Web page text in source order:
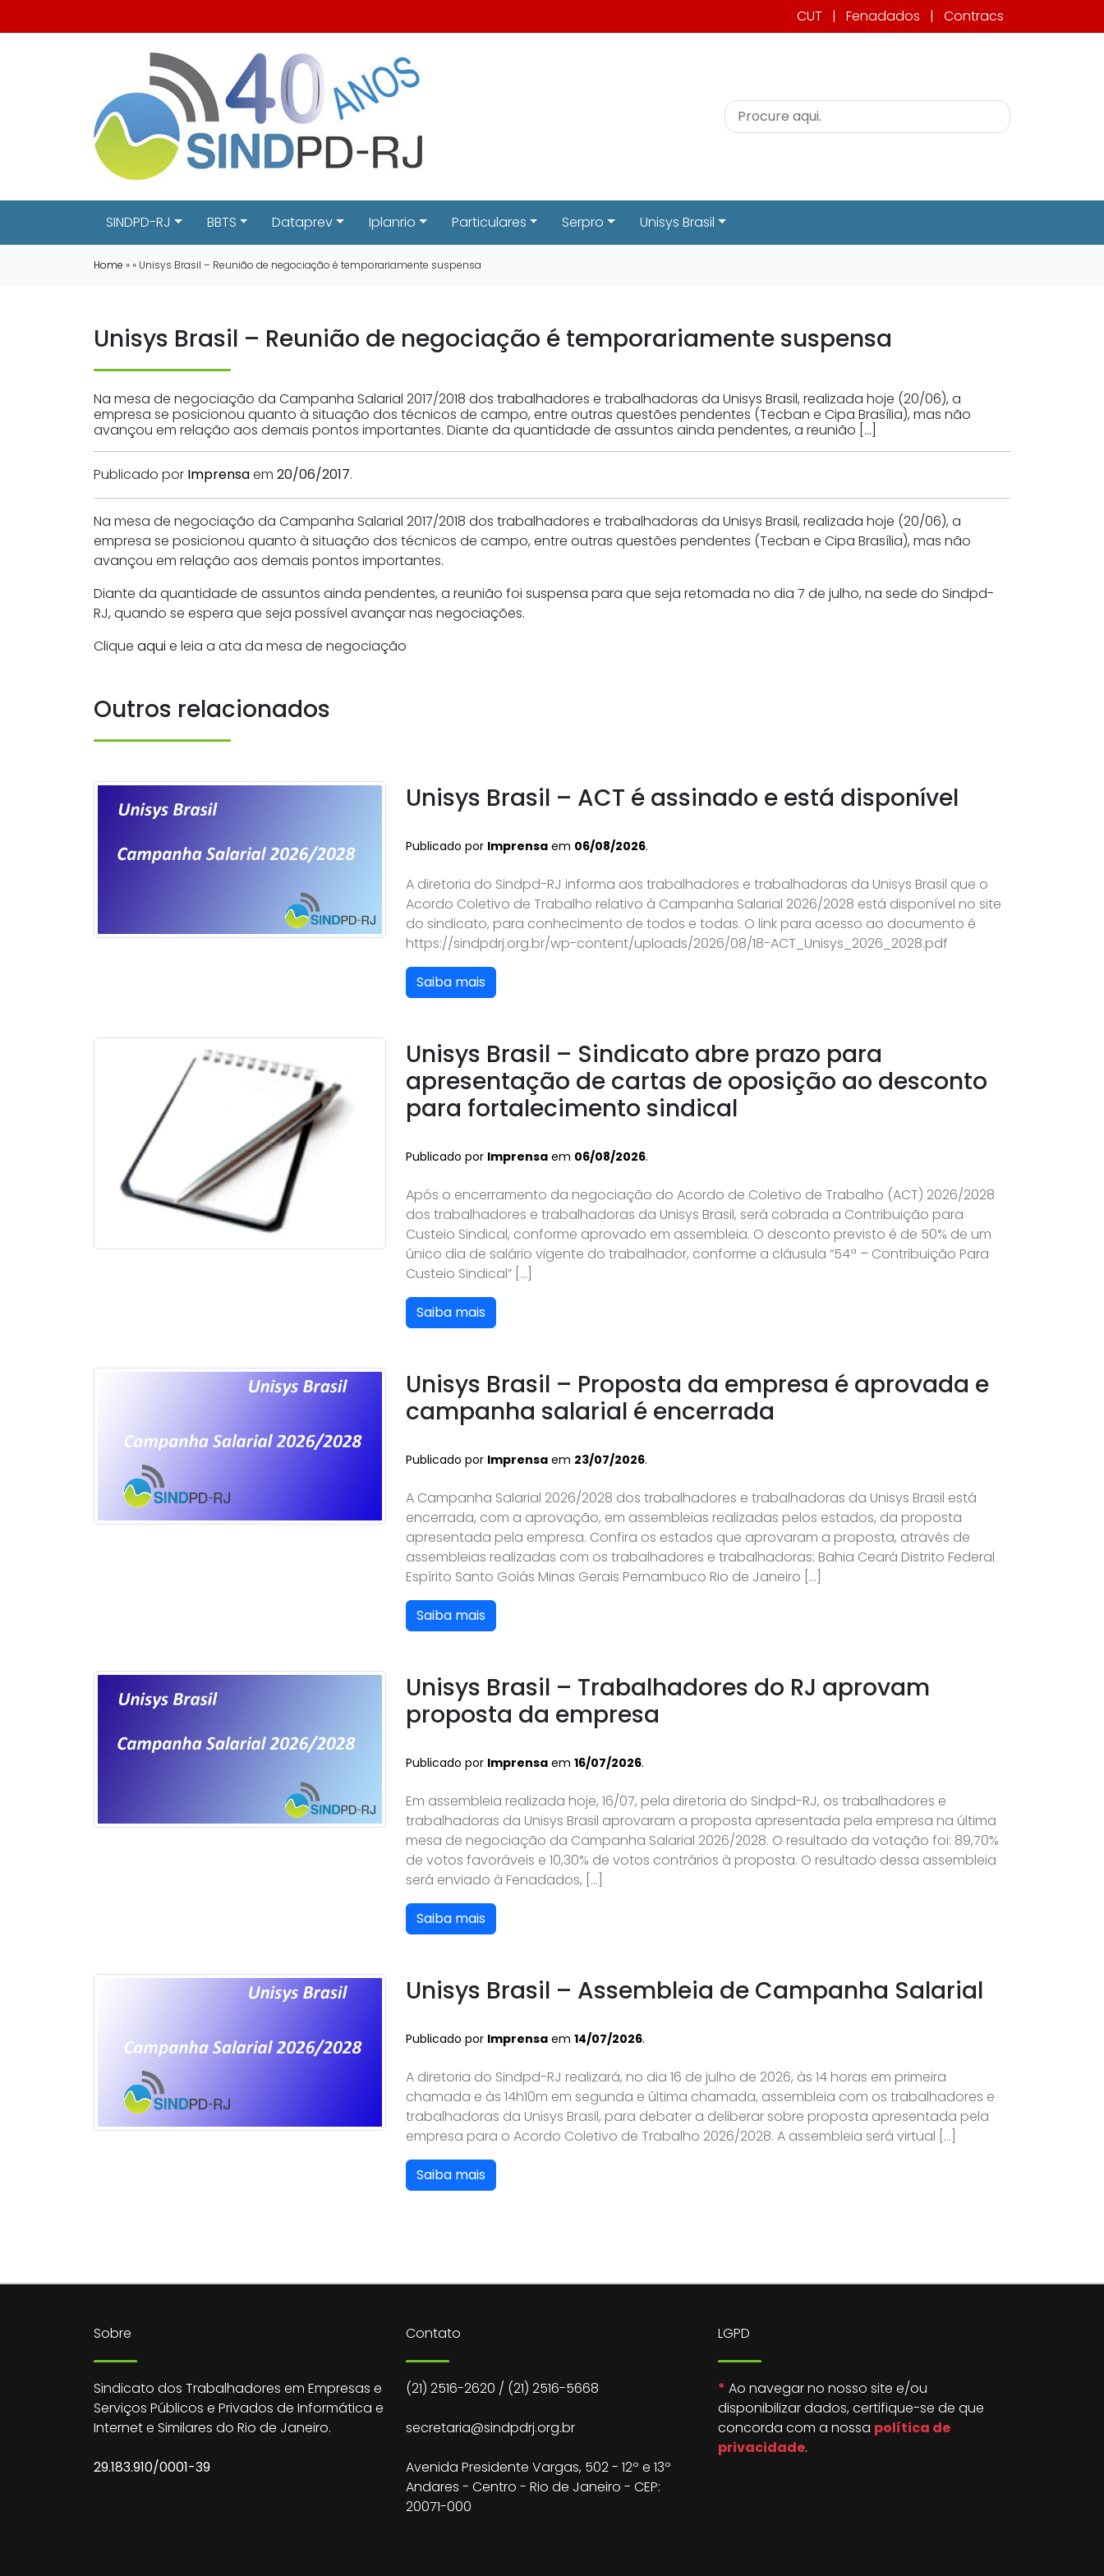
CUT | Fenadados | Contracs
SINDPD-RJ BBTS Dataprev Iplanrio Particulares Serpro Unisys Brasil
Home » » Unisys Brasil – Reunião de negociação é temporariamente suspensa
Unisys Brasil – Reunião de negociação é temporariamente suspensa
Na mesa de negociação da Campanha Salarial 2017/2018 dos trabalhadores e trabalhadoras da Unisys Brasil, realizada hoje (20/06), a
empresa se posicionou quanto à situação dos técnicos de campo, entre outras questões pendentes (Tecban e Cipa Brasília), mas não
avançou em relação aos demais pontos importantes. Diante da quantidade de assuntos ainda pendentes, a reunião […]
Publicado por Imprensaem 20/06/2017.
Na mesa de negociação da Campanha Salarial 2017/2018 dos trabalhadores e trabalhadoras da Unisys Brasil, realizada hoje (20/06), a
empresa se posicionou quanto à situação dos técnicos de campo, entre outras questões pendentes (Tecban e Cipa Brasília), mas não
avançou em relação aos demais pontos importantes.
Diante da quantidade de assuntos ainda pendentes, a reunião foi suspensa para que seja retomada no dia 7 de julho, na sede do Sindpd-
RJ, quando se espera que seja possível avançar nas negociações.
Clique aqui e leia a ata da mesa de negociação
Outros relacionados
Unisys Brasil – ACT é assinado e está disponível
Publicado por Imprensa em 06/08/2026.
A diretoria do Sindpd-RJ informa aos trabalhadores e trabalhadoras da Unisys Brasil que o
Acordo Coletivo de Trabalho relativo à Campanha Salarial 2026/2028 está disponível no site
do sindicato, para conhecimento de todos e todas. O link para acesso ao documento é
https://sindpdrj.org.br/wp-content/uploads/2026/08/18-ACT_Unisys_2026_2028.pdf
Saiba mais
Unisys Brasil – Sindicato abre prazo para
apresentação de cartas de oposição ao desconto
para fortalecimento sindical
Publicado por Imprensa em 06/08/2026.
Após o encerramento da negociação do Acordo de Coletivo de Trabalho (ACT) 2026/2028
dos trabalhadores e trabalhadoras da Unisys Brasil, será cobrada a Contribuição para
Custeio Sindical, conforme aprovado em assembleia. O desconto previsto é de 50% de um
único dia de salário vigente do trabalhador, conforme a cláusula “54ª – Contribuição Para
Custeio Sindical” […]
Saiba mais
Unisys Brasil – Proposta da empresa é aprovada e
campanha salarial é encerrada
Publicado por Imprensa em 23/07/2026.
A Campanha Salarial 2026/2028 dos trabalhadores e trabalhadoras da Unisys Brasil está
encerrada, com a aprovação, em assembleias realizadas pelos estados, da proposta
apresentada pela empresa. Confira os estados que aprovaram a proposta, através de
assembleias realizadas com os trabalhadores e trabalhadoras: Bahia Ceará Distrito Federal
Espírito Santo Goiás Minas Gerais Pernambuco Rio de Janeiro […]
Saiba mais
Unisys Brasil – Trabalhadores do RJ aprovam
proposta da empresa
Publicado por Imprensa em 16/07/2026.
Em assembleia realizada hoje, 16/07, pela diretoria do Sindpd-RJ, os trabalhadores e
trabalhadoras da Unisys Brasil aprovaram a proposta apresentada pela empresa na última
mesa de negociação da Campanha Salarial 2026/2028. O resultado da votação foi: 89,70%
de votos favoráveis e 10,30% de votos contrários à proposta. O resultado dessa assembleia
será enviado à Fenadados, […]
Saiba mais
Unisys Brasil – Assembleia de Campanha Salarial
Publicado por Imprensa em 14/07/2026.
A diretoria do Sindpd-RJ realizará, no dia 16 de julho de 2026, às 14 horas em primeira
chamada e às 14h10m em segunda e última chamada, assembleia com os trabalhadores e
trabalhadoras da Unisys Brasil, para debater a deliberar sobre proposta apresentada pela
empresa para o Acordo Coletivo de Trabalho 2026/2028. A assembleia será virtual […]
Saiba mais
Sobre
Sindicato dos Trabalhadores em Empresas e
Serviços Públicos e Privados de Informática e
Internet e Similares do Rio de Janeiro.
29.183.910/0001-39
Contato
(21) 2516-2620 / (21) 2516-5668
secretaria@sindpdrj.org.br
Avenida Presidente Vargas, 502 - 12º e 13º
Andares - Centro - Rio de Janeiro - CEP:
20071-000
LGPD
* Ao navegar no nosso site e/ou
disponibilizar dados, certifique-se de que
concorda com a nossa política de
privacidade.